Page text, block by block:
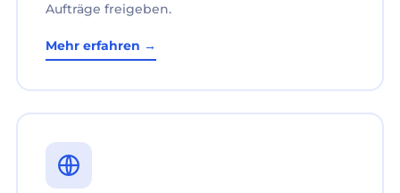
Aufträge freigeben.
Mehr erfahren →